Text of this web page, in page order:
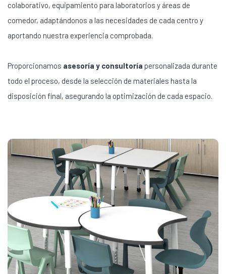
colaborativo, equipamiento para laboratorios y áreas de
comedor, adaptándonos a las necesidades de cada centro y
aportando nuestra experiencia comprobada.
Proporcionamos asesoría y consultoría personalizada durante
todo el proceso, desde la selección de materiales hasta la
disposición final, asegurando la optimización de cada espacio.